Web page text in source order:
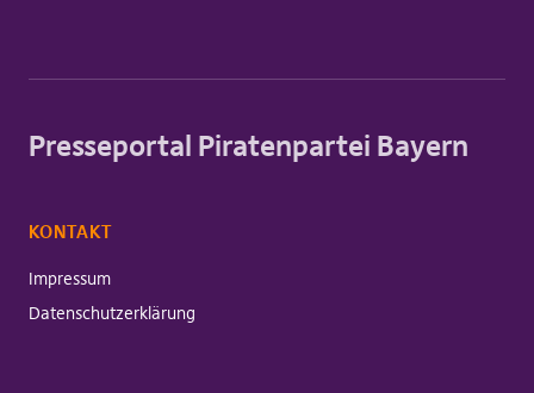
Presseportal Piratenpartei Bayern
KONTAKT
Impressum
Datenschutzerklärung